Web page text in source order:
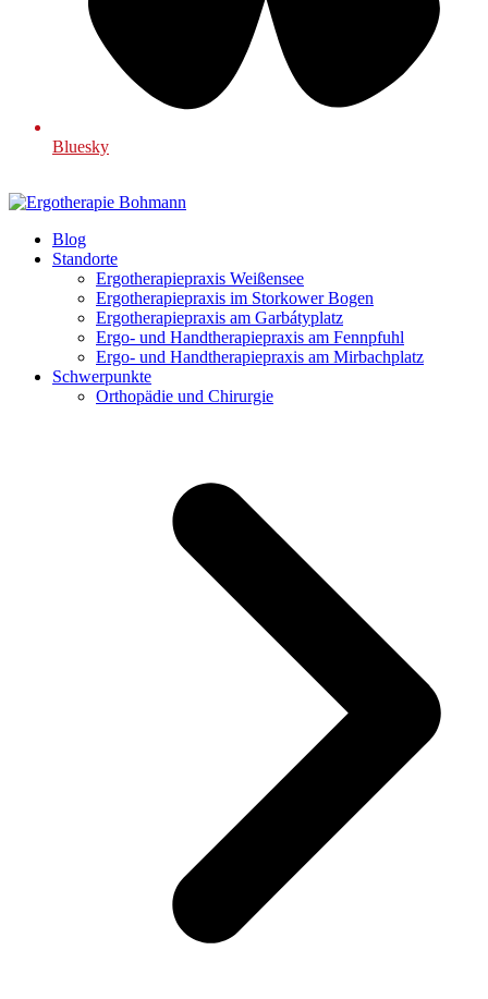
Bluesky
Blog
Standorte
Ergotherapiepraxis Weißensee
Ergotherapiepraxis im Storkower Bogen
Ergotherapiepraxis am Garbátyplatz
Ergo- und Handtherapiepraxis am Fennpfuhl
Ergo- und Handtherapiepraxis am Mirbachplatz
Schwerpunkte
Orthopädie und Chirurgie